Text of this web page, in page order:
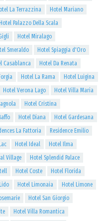
La Terrazzina
Hotel Mariano
Palazzo Della Scala
Hotel Miralago
Smeraldo
Hotel Spiaggia d'Oro
Casablanca
Hotel Da Renata
Hotel La Rama
Hotel Luigina
Hotel Verona Lago
Hotel Villa Maria
Hotel Cristina
Hotel Diana
Hotel Gardesana
La Fattoria
Residence Emilio
Hotel Ideal
Hotel Ilma
Village
Hotel Splendid Palace
Hotel Coste
Hotel Florida
Hotel Limonaia
Hotel Limone
Hotel San Giorgio
Hotel Villa Romantica